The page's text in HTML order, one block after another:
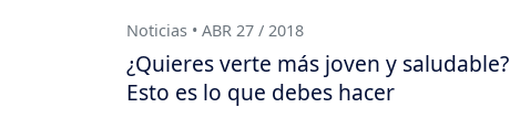
Noticias • ABR 27 / 2018
¿Quieres verte más joven y saludable?
Esto es lo que debes hacer